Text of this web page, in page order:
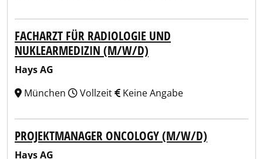
FACHARZT FÜR RADIOLOGIE UND
NUKLEARMEDIZIN (M/W/D)
Hays AG
München
Vollzeit Keine Angabe
PROJEKTMANAGER ONCOLOGY (M/W/D)
Hays AG